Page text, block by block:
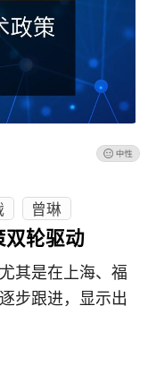
曾琳
双轮驱动
其是在上海、福
步跟进，显示出